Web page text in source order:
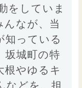
をしていま
んなが、当
知っている
坂城町の特
根やゆるキ
などを、担